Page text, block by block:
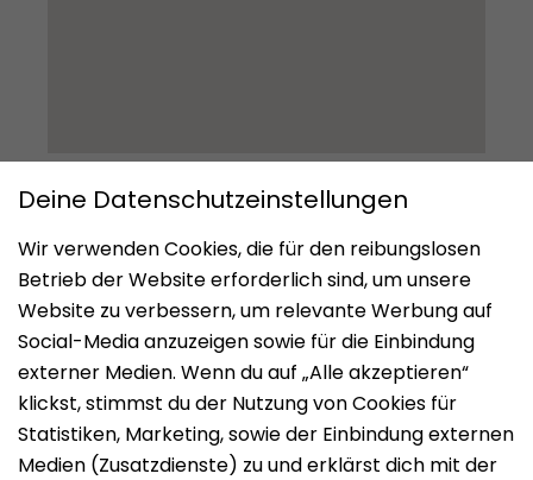
Impressum
Datenschutz